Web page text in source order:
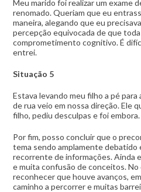
Meu marido foi realizar um exame
renomado. Queriam que eu
maneira, alegando que eu
percepção equivocada de que
comprometimento cognitivo. É
entrei.
Situação 5
Estava levando meu filho a pé
de rua veio em nossa direção. Ele
filho, pediu desculpas e foi embora.
Por fim, posso concluir que o
tema sendo amplamente debatido
recorrente de informações. Ainda
e muita confusão de conceitos.
reconhecer que houve avanços,
caminho a percorrer e muitas